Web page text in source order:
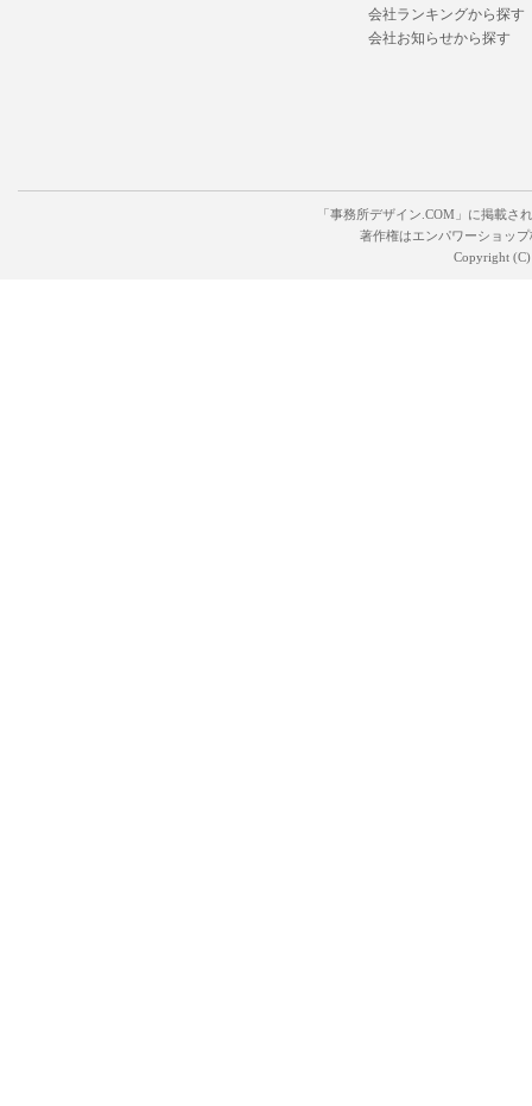
会社ランキングから探す
会社お知らせから探す
「事務所デザイン.COM」に掲載さ
著作権はエンパワーショッ
Copyright